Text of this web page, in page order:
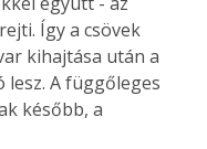
Így a csövek
kihajtása után a
A függőleges
később, a